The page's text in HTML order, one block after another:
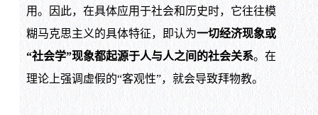
用。因此，在具体应用于社会和历史时，它往往模
糊马克思主义的具体特征，即认为一切经济现象或
“社会学”现象都起源于人与人之间的社会关系。在
理论上强调虚假的“客观性”，就会导致拜物教。